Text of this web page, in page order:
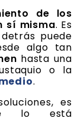
de los
sí misma. Es
puede
algo tan
hasta una
o la
.
es
lo está